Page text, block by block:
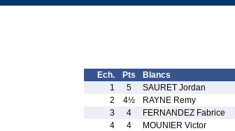
Ech. Pts Blancs
1
5 SAURET Jordan
2
4½ RAYNE Remy
3
4 FERNANDEZ Fabrice
4
4 MOUNIER Victor